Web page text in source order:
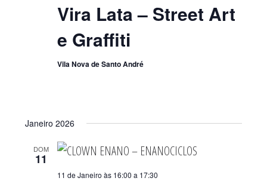
Vira Lata – Street Art
e Graffiti
Vila Nova de Santo André
Janeiro 2026
DOM
11
11 de Janeiro às 16:00 a 17:30